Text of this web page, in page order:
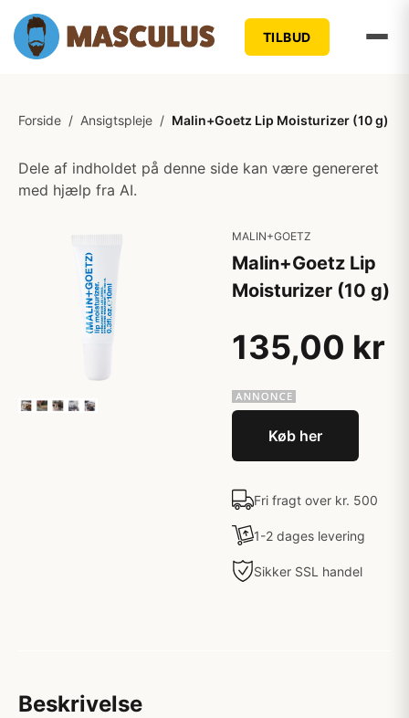
TILBUD
Forside / Ansigtspleje / Malin+Goetz Lip Moisturizer (10 g)
Dele af indholdet på denne side kan være genereret
med hjælp fra AI.
MALIN+GOETZ
Malin+Goetz Lip
Moisturizer (10 g)
135,00 kr
Køb her
Fri fragt over kr. 500
1-2 dages levering
Sikker SSL handel
Beskrivelse